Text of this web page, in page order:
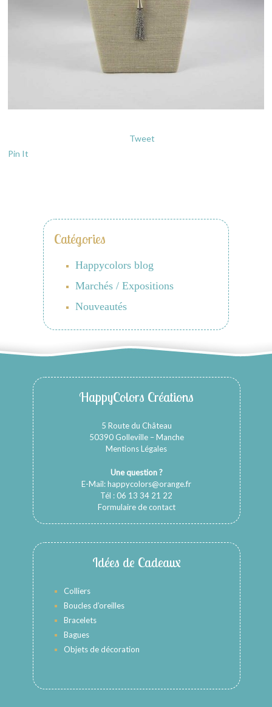
Tweet
Pin It
Catégories
Happycolors blog
Marchés / Expositions
Nouveautés
HappyColors Créations
5 Route du Château
50390 Golleville – Manche
Mentions Légales
Une question ?
E-Mail:happycolors@orange.fr
Tél : 06 13 34 21 22
Formulaire de contact
Idées de Cadeaux
Colliers
Boucles d’oreilles
Bracelets
Bagues
Objets de décoration